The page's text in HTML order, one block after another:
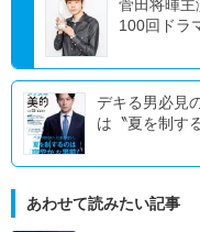
菅田将暉
100回ドラ
デキる男必見
は〝夏を制す
あわせて読みたい記事